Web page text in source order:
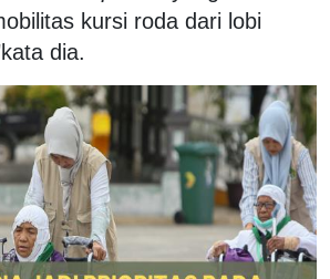
kursi roda dari lobi
dia.